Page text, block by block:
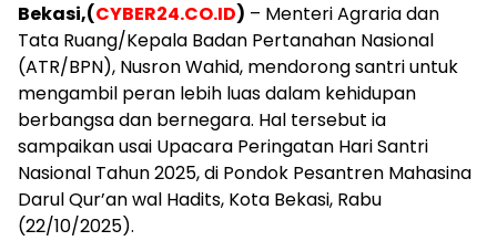
Bekasi,(CYBER24.CO.ID) – Menteri Agraria dan
Tata Ruang/Kepala Badan Pertanahan Nasional
(ATR/BPN), Nusron Wahid, mendorong santri untuk
mengambil peran lebih luas dalam kehidupan
berbangsa dan bernegara. Hal tersebut ia
sampaikan usai Upacara Peringatan Hari Santri
Nasional Tahun 2025, di Pondok Pesantren Mahasina
Darul Qur’an wal Hadits, Kota Bekasi, Rabu
(22/10/2025).